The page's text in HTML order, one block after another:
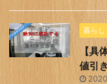
暮らし
【
値引